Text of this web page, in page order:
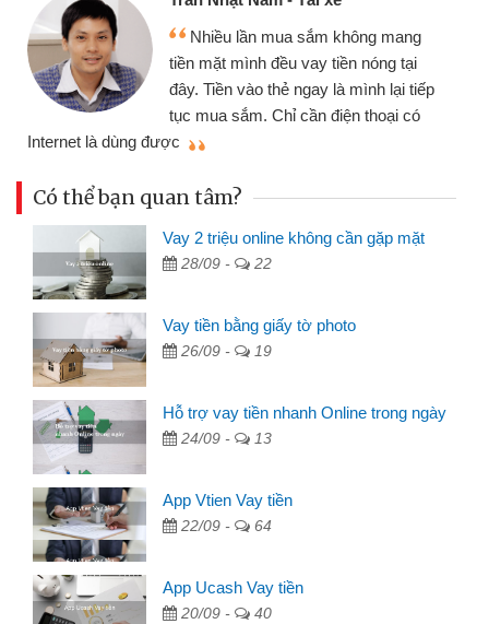
Nhiều lần mua sắm không mang
tiền mặt mình đều vay tiền nóng tại
đây. Tiền vào thẻ ngay là mình lại tiếp
tục mua sắm. Chỉ cần điện thoại có
Internet là dùng được
Có thể bạn quan tâm?
Vay 2 triệu online không cần gặp mặt
28/09 - 22
Vay tiền bằng giấy tờ photo
26/09 - 19
Hỗ trợ vay tiền nhanh Online trong ngày
24/09 - 13
App Vtien Vay tiền
22/09 - 64
App Ucash Vay tiền
20/09 - 40